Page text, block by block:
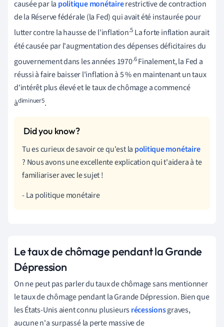
causée par la politique monétairerestrictive de contraction
de la Réserve fédérale (la Fed) qui avait été instaurée pour
lutter contre la hausse de l'inflation.5 La forte inflation aurait
été causée par l'augmentation des dépenses déficitaires du
gouvernement dans les années 1970.6Finalement, la Fed a
réussi à faire baisser l'inflation à 5 % en maintenant un taux
d'intérêt plus élevé et le taux de chômage a commencé
àdiminuer5.
Tu es curieux de savoir ce qu'est la politique monétaire
? Nous avons une excellente explication qui t'aidera à te
familiariser avec le sujet !
- La politique monétaire
Le taux de chômage pendant la Grande
Dépression
On ne peut pas parler du taux de chômage sans mentionner
le taux de chômage pendant la Grande Dépression. Bien que
les États-Unis aient connu plusieursrécessionsgraves,
aucune n'a surpassé la perte massive de